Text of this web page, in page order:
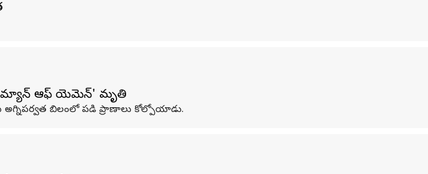
మ్యాన్‌ ఆఫ్‌ యెమెన్‌' మృతి
అగ్నిపర్వత బిలంలో పడి ప్రాణాలు కోల్పోయాడు.